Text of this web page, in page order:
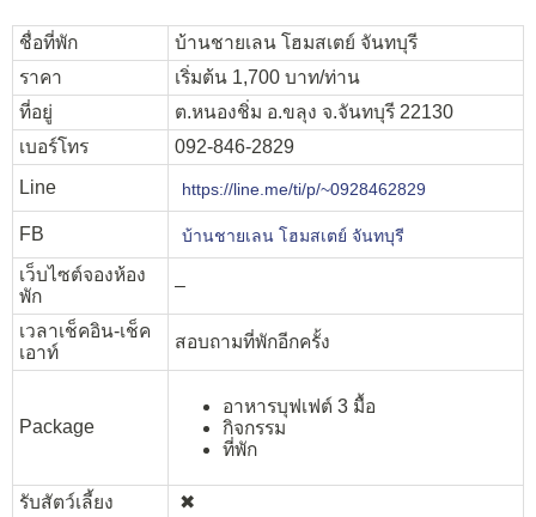
ชื่อที่พัก
บ้านชายเลน โฮมสเตย์ จันทบุรี
ราคา
เริ่มต้น 1,700 บาท/ท่าน
ที่อยู่
ต.หนองชิ่ม อ.ขลุง จ.จันทบุรี 22130
เบอร์โทร
092-846-2829
Line
https://line.me/ti/p/~0928462829
FB บ้านชายเลน โฮมสเตย์ จันทบุรี
เว็บไซต์จองห้อง
พัก
–
เวลาเช็คอิน-เช็ค
เอาท์
สอบถามที่พักอีกครั้ง
Package
อาหารบุฟเฟต์ 3 มื้อ
กิจกรรม
ที่พัก
รับสัตว์เลี้ยง ✖︎